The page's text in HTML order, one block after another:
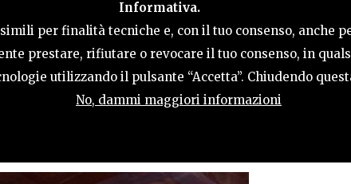
Informativa.
per finalità tecniche e, con il tuo consenso, anche
prestare, rifiutare o revocare il tuo consenso, in
utilizzando il pulsante “Accetta”. Chiudendo
No, dammi maggiori informazioni
ACTIVITIES HOSPITALITY TERRITORY